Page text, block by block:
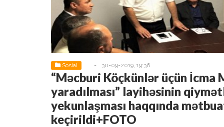
Sosial - 30-09-2019, 19:36
“Məcburi Köçkünlər üçün İcma
yaradılması” layihəsinin
yekunlaşması haqqında
keçirildi+FOTO